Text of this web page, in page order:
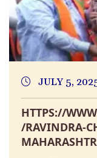
JULY 5,
HTTPS://
/RAVINDRA-